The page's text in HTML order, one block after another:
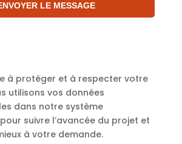
LE MESSAGE
à protéger et à respecter votre
utilisons vos données
dans notre système
suivre l’avancée du projet et
à votre demande.